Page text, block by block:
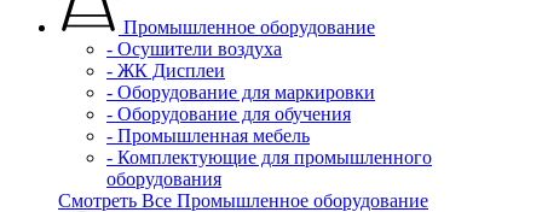
Промышленное оборудование
- Осушители воздуха
- ЖК Дисплеи
- Оборудование для маркировки
- Оборудование для обучения
- Промышленная мебель
- Комплектующие для промышленного
оборудования
Смотреть Все Промышленное оборудование